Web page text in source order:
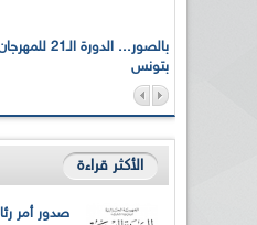
بالصور...
بتونس
الأكثر قراءة
صدور أمر